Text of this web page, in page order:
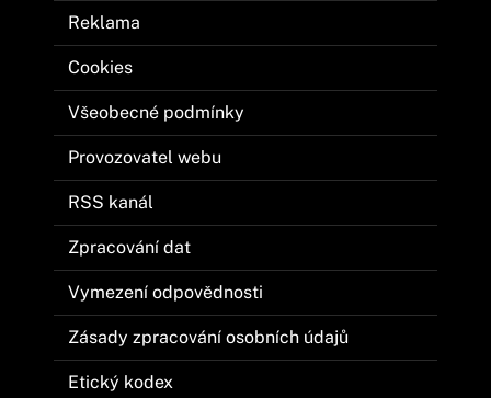
Reklama
Cookies
Všeobecné podmínky
Provozovatel webu
RSS kanál
Zpracování dat
Vymezení odpovědnosti
Zásady zpracování osobních údajů
Etický kodex